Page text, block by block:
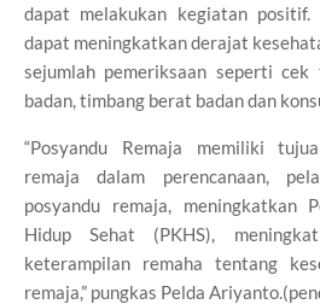
dapat melakukan kegiatan
dapat meningkatkan derajat
sejumlah pemeriksaan seperti
badan, timbang berat badan dan
“Posyandu Remaja memiliki
remaja dalam perencanaan,
posyandu remaja, meningkatkan
Hidup Sehat (PKHS),
keterampilan remaha tentang
remaja,” pungkas Pelda